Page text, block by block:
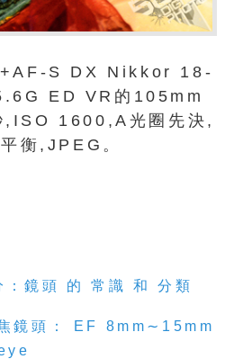
S DX Nikkor 18-
ED VR的105mm
1600,A光圈先決,
衡,JPEG。
：鏡頭 的 常識 和 分類
鏡頭： EF 8mm∼15mm